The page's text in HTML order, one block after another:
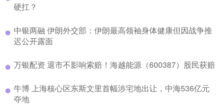
硬扛？
​中银两融 伊朗外交部：伊朗最高领袖身体健康但因战争推
迟公开露面
​万银配资 退市不影响索赔！海越能源（600387）股民获赔
​牛博 上海核心区东斯文里首幅涉宅地出让，中海536亿元
夺地